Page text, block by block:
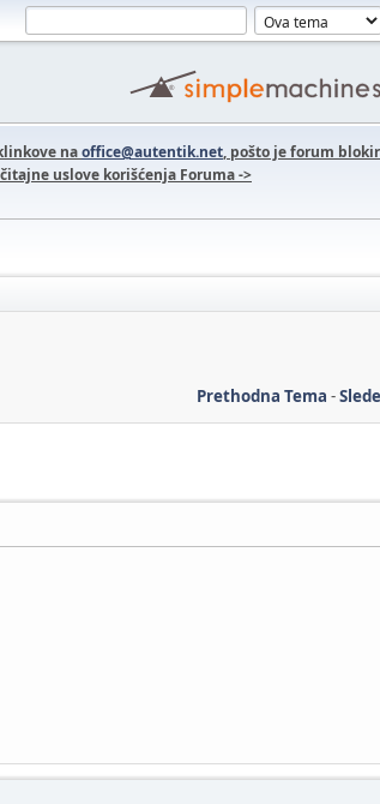
naoffice@autentik.net, pošto je forum
uslove korišćenja Foruma ->
Prethodna Tema -